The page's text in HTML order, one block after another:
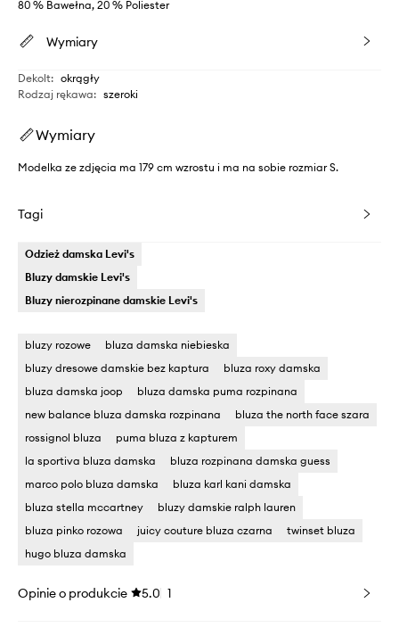
80 % Bawełna, 20 % Poliester
Wymiary
Dekolt: okrągły
Rodzaj rękawa: szeroki
Wymiary
Modelka ze zdjęcia ma 179 cm wzrostu i ma na sobie rozmiar S.
Tagi
Odzież damska Levi's
Bluzy damskie Levi's
Bluzy nierozpinane damskie Levi's
bluzy rozowe
bluza damska niebieska
bluzy dresowe damskie bez kaptura
bluza roxy damska
bluza damska joop
bluza damska puma rozpinana
new balance bluza damska rozpinana
bluza the north face szara
rossignol bluza
puma bluza z kapturem
la sportiva bluza damska
bluza rozpinana damska guess
marco polo bluza damska
bluza karl kani damska
bluza stella mccartney
bluzy damskie ralph lauren
bluza pinko rozowa
juicy couture bluza czarna
twinset bluza
hugo bluza damska
Opinie o produkcie 5.0 1